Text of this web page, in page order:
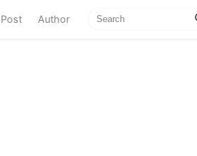
Post Author